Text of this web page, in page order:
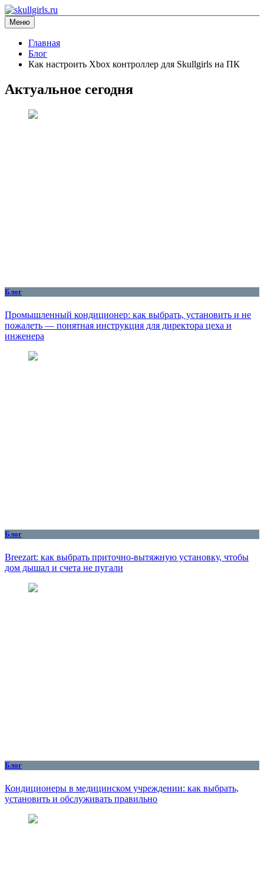
Перейти
к
содержимому
skullgirls.ru
информационный сайт
Меню
Главная
Блог
Как настроить Xbox контроллер для Skullgirls на ПК
Актуальное сегодня
Блог
Промышленный кондиционер: как выбрать, установить и не
пожалеть — понятная инструкция для директора цеха и
инженера
Блог
Breezart: как выбрать приточно-вытяжную установку, чтобы
дом дышал и счета не пугали
Блог
Кондиционеры в медицинском учреждении: как выбрать,
установить и обслуживать правильно